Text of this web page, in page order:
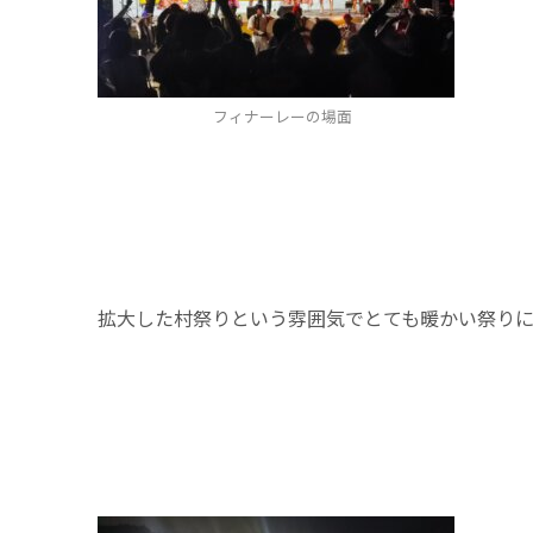
フィナーレーの場面
拡大した村祭りという雰囲気でとても暖かい祭り